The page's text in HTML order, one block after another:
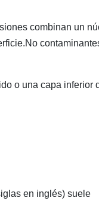
combinan un
o una capa inferior
en inglés) suele